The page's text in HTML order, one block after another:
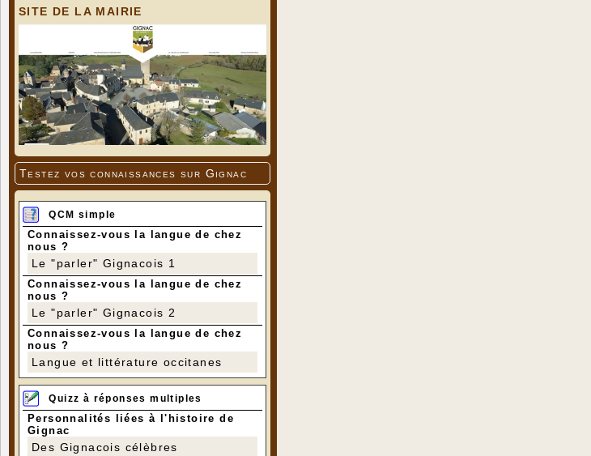
SITE DE LA MAIRIE
Testez vos connaissances sur Gignac
QCM simple
Connaissez-vous la langue de chez
nous ?
Le "parler" Gignacois 1
Connaissez-vous la langue de chez
nous ?
Le "parler" Gignacois 2
Connaissez-vous la langue de chez
nous ?
Langue et littérature occitanes
Quizz à réponses multiples
Personnalités liées à l'histoire de
Gignac
Des Gignacois célèbres